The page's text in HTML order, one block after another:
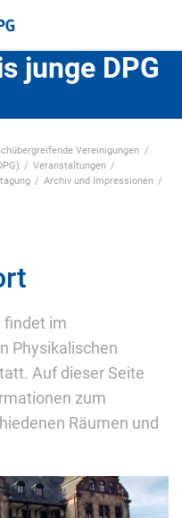
junge DPG
Vereinigungen
Veranstaltungen
Archiv und Impressionen
findet im
Physikalischen
Auf dieser Seite
zum
Räumen und